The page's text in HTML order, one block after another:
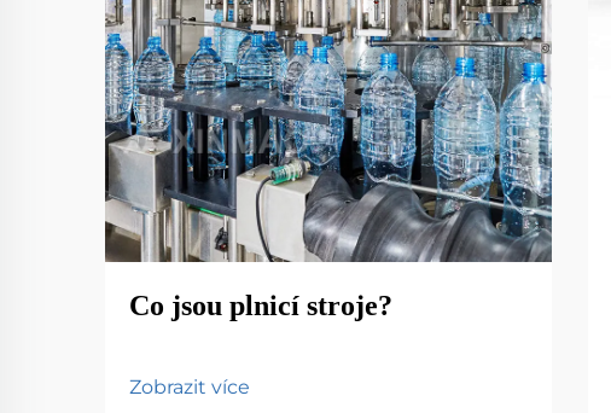
Co jsou plnicí stroje?
Zobrazit více